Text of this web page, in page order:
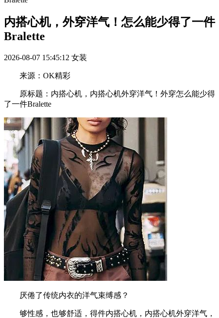
内搭心机，外穿洋气！怎么能少得了一件
Bralette
2026-08-07 15:45:12 女装
来源：OK精彩
原标题：内搭心机，内搭心机外穿洋气！外穿怎么能少得
了一件Bralette
厌倦了传统内衣的洋气束缚感？
够性感，也够舒适，得件内搭心机，内搭心机外穿洋气，